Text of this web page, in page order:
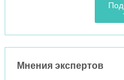
Мнения экспертов